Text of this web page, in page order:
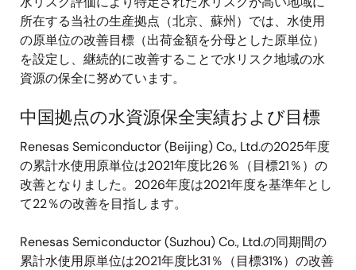
所在する当社の生産拠点（北京、蘇州）では、水使用
の原単位の改善目標（出荷金額を分母とした原単位）
を設定し、継続的に改善することで水リスク地域の水
資源の保全に努めています。
中国拠点の水資源保全実績および目標
Renesas Semiconductor (Beijing) Co., Ltd.の2025年度
の累計水使用原単位は2021年度比26％（目標21％）の
改善となりました。2026年度は2021年度を基準年とし
て22％の改善を目指します。
Renesas Semiconductor (Suzhou) Co., Ltd.の同期間の
累計水使用原単位は2021年度比31％（目標31%）の改善